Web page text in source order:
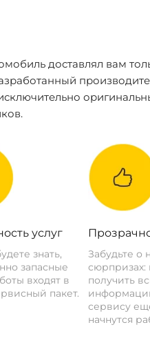
доставлял вам
услуг
знать,
запасные
входят в
пакет.
Забудьте о
получить
сервису
начнутся